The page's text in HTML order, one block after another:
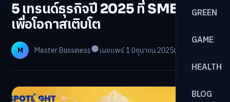
GREEN
GAME
HEALTH
BLOG
5 เทรนด์ธุรกิจปี 2025 ที่ SME ต้องรู้
เพื่อโอกาสเติบโต
M Master Bussiness เผยแพร่ 1 มิถุนายน 2025อ่าน 7 นาที